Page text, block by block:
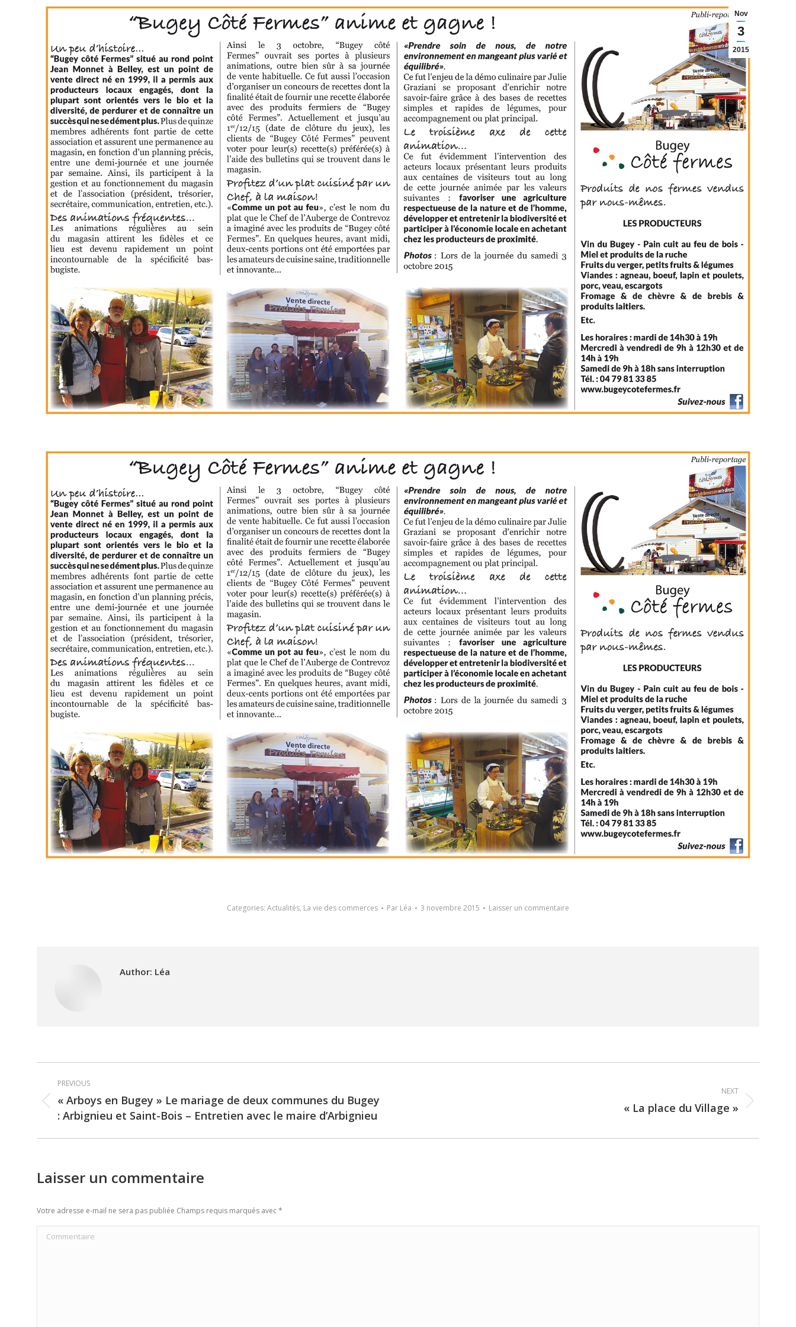
Nov
3
2015
Categories: Actualités, La vie des commerces Par Léa 3 novembre 2015 Laisser un commentaire
Author: Léa
Post
navigation
PREVIOUS
Previous
post:
« Arboys en Bugey » Le mariage de deux communes du Bugey
: Arbignieu et Saint-Bois – Entretien avec le maire d’Arbignieu
NEXT
« La place du Village »
Laisser un commentaire
Votre adresse e-mail ne sera pas publiée Champs requis marqués avec*
Commentaire